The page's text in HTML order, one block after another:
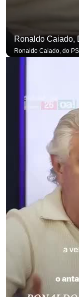
para não perder